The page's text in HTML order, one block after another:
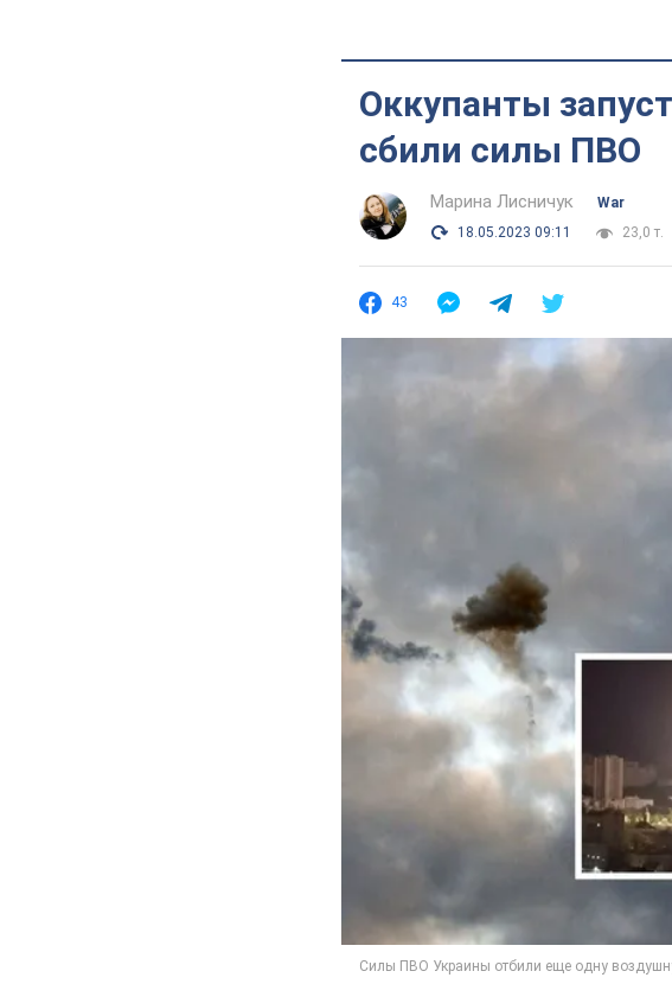
Оккупанты
сбили силы ПВО
Марина Лисничук
War
18.05.2023 09:11
23,0 т.
43